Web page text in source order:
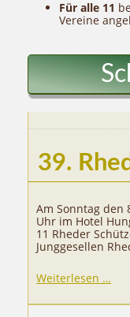
Für alle 11
Vereine
39.
Am Sonntag den
Uhr im Hotel
11 Rheder
Junggesellen
Weiterlesen …